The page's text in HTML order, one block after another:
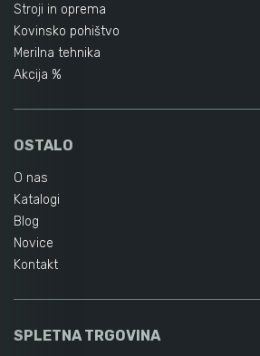
Stroji in oprema
Kovinsko pohištvo
Merilna tehnika
Akcija %
OSTALO
O nas
Katalogi
Blog
Novice
Kontakt
SPLETNA TRGOVINA